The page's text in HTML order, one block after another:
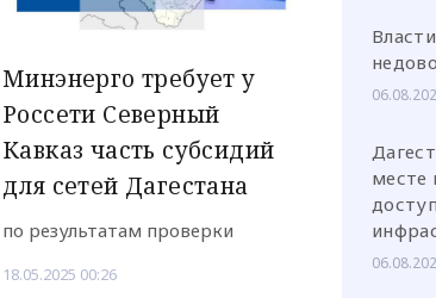
Минэнерго требует у
Россети Северный
Кавказ часть субсидий
для сетей Дагестана
по результатам проверки
18.05.2025 00:26
месте